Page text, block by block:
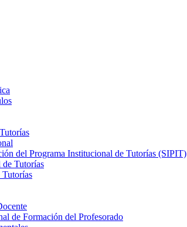
del Programa Institucional de Tutorías (SIPIT)
Tutorías
Tutorías
de Formación del Profesorado